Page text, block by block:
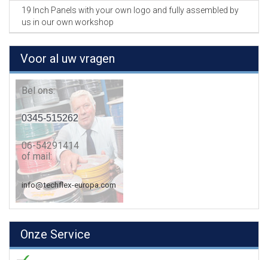
19 Inch Panels with your own logo and fully assembled by
us in our own workshop
Voor al uw vragen
Bel ons:
0345-515262
06-54291414
of mail:
info@techflex-europa.com
Onze Service